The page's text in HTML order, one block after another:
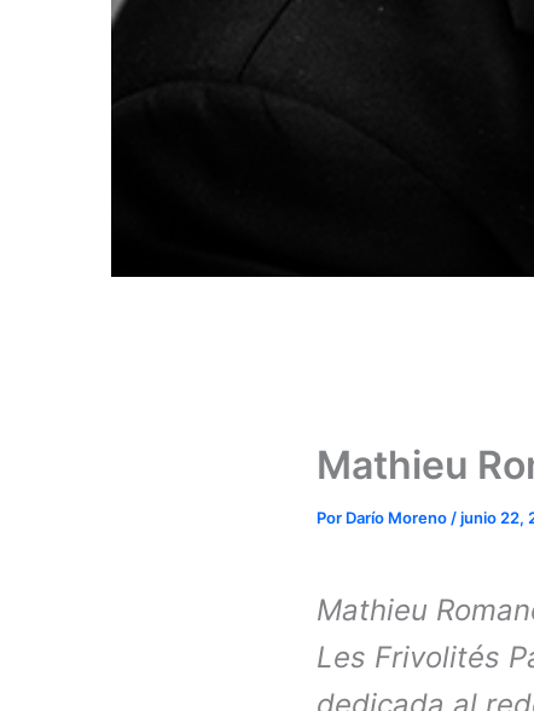
Mathieu
Por Darío Moreno /junio 22,
Mathieu
Les Frivolités